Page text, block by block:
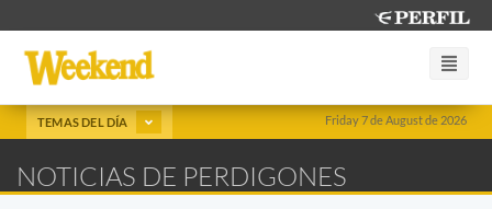
Friday 7 de August de 2026
TEMAS DEL DÍA
NOTICIAS DE PERDIGONES